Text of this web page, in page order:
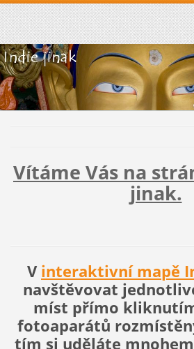
Vítáme Vás na
jinak.
V interaktivní mapě
navštěvovat
míst přímo
fotoaparátů
tím si uděláte